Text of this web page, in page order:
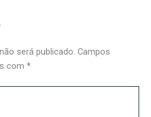
será publicado. Campos
com *